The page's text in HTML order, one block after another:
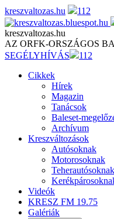
Skip
to
content
kreszvaltozas.hu 112
kreszvaltozas.hu
AZ ORFK-ORSZÁGOS
SEGÉLYHÍVÁS
112
Cikkek
Hírek
Magazin
Tanácsok
Baleset-
Archívum
Kreszváltozások
Autósoknak
Motorosoknak
Teherautósoknak
Videók
KRESZ FM 19.75
Galériák